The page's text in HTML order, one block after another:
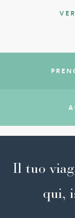
Il tuo
qui,